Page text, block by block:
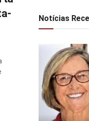
Notícias